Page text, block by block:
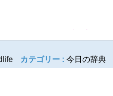
14
18 19 20 21
カテゴリー : 今日の辞典